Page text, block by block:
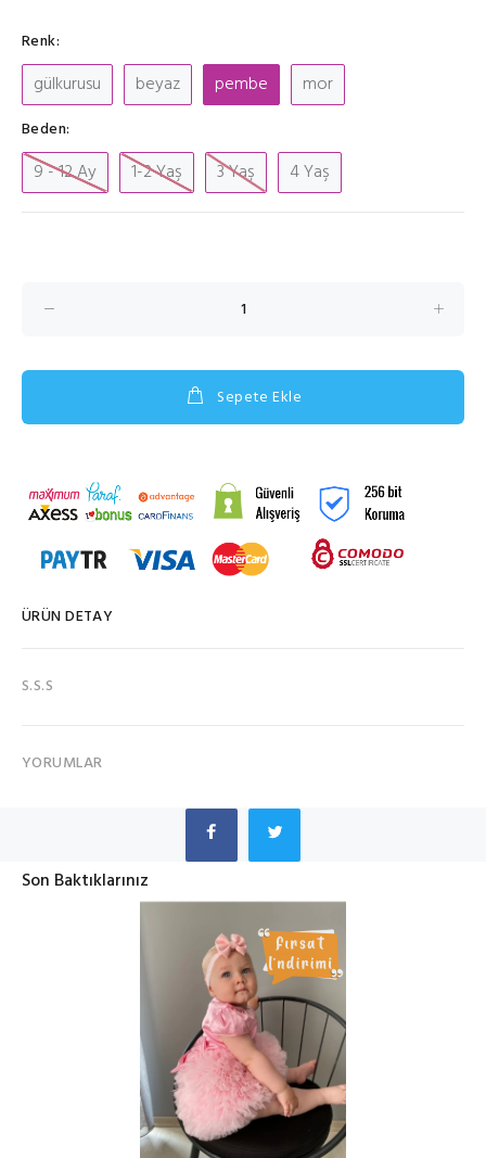
Renk:
gülkurusu beyaz pembe mor
Beden:
9 - 12 Ay 1-2 Yaş 3 Yaş 4 Yaş
Sepete Ekle
ÜRÜN DETAY
S.S.S
YORUMLAR
Son Baktıklarınız